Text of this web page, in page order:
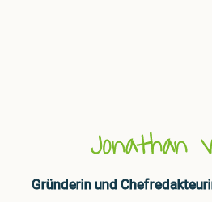
Jonathan
Gründerin und